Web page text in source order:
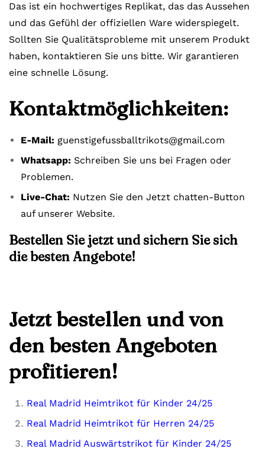
Das ist ein hochwertiges Replikat, das das Aussehen
und das Gefühl der offiziellen Ware widerspiegelt.
Sollten Sie Qualitätsprobleme mit unserem Produkt
haben, kontaktieren Sie uns bitte. Wir garantieren
eine schnelle Lösung.
Kontaktmöglichkeiten:
E-Mail: guenstigefussballtrikots@gmail.com
Whatsapp: Schreiben Sie uns bei Fragen oder
Problemen.
Live-Chat: Nutzen Sie den Jetzt chatten-Button
auf unserer Website.
Bestellen Sie jetzt und sichern Sie sich
die besten Angebote!
Jetzt bestellen und von
den besten Angeboten
profitieren!
Real Madrid Heimtrikot für Kinder 24/25
Real Madrid Heimtrikot für Herren 24/25
Real Madrid Auswärtstrikot für Kinder 24/25